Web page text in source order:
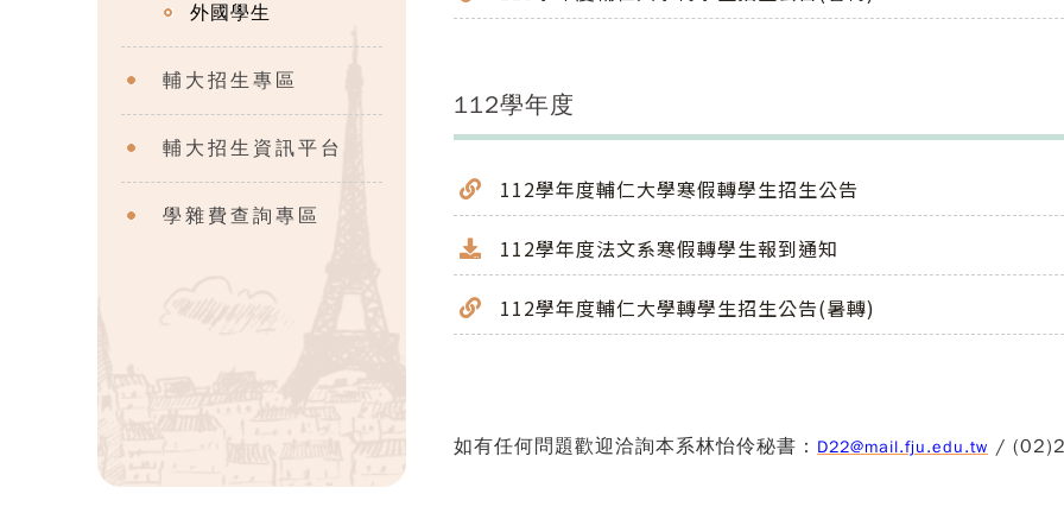
外國學生
輔大招生專區
輔大招生資訊平台
學雜費查詢專區
112學年度
112學年度輔仁大學寒假轉學生招生公告
112學年度法文系寒假轉學生報到通知
112學年度輔仁大學轉學生招生公告(暑轉)
如有任何問題歡迎洽詢本系林怡伶秘書： D22@mail.fju.edu.tw /